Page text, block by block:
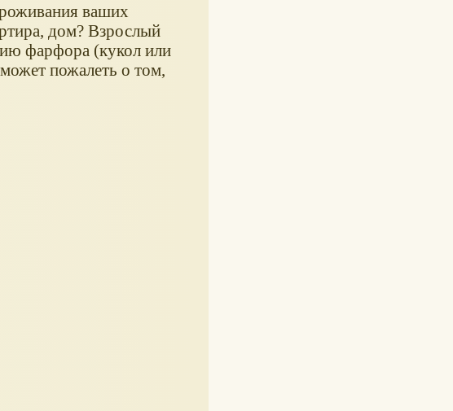
ваших
дом? Взрослый
фарфора (кукол или
пожалеть о том,